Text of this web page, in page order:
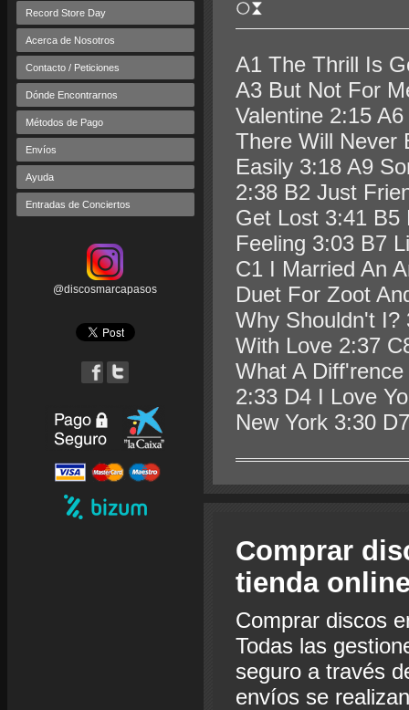
Record Store Day
Acerca de Nosotros
Contacto / Peticiones
Dónde Encontrarnos
Métodos de Pago
Envíos
Ayuda
Entradas de Conciertos
@discosmarcapasos
A1 The Thrill Is
A3 But Not For
Valentine 2:15
There Will Never
Easily 3:18 A9
2:38 B2 Just
Get Lost 3:41 B5
Feeling 3:03 B7
C1 I Married An
Duet For Zoot
Why Shouldn't I?
With Love 2:37
What A
2:33 D4 I Love
New York 3:30
Comprar
tienda
Comprar discos
Todas las
seguro a través
envíos se